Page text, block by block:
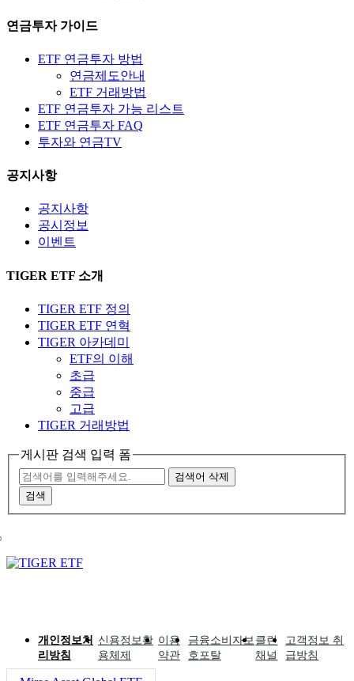
연금투자 가이드
ETF 연금투자 방법
연금제도안내
ETF 거래방법
ETF 연금투자 가능 리스트
ETF 연금투자 FAQ
투자와 연금TV
공지사항
공지사항
공시정보
이벤트
TIGER ETF 소개
TIGER ETF 정의
TIGER ETF 연혁
TIGER 아카데미
ETF의 이해
초급
중급
고급
TIGER 거래방법
게시판 검색 입력 폼
검색어 삭제
검색
개인정보처
리방침
신용정보활
용체제
이용
약관
금융소비자보
호포탈
클린
채널
고객정보 취
급방침